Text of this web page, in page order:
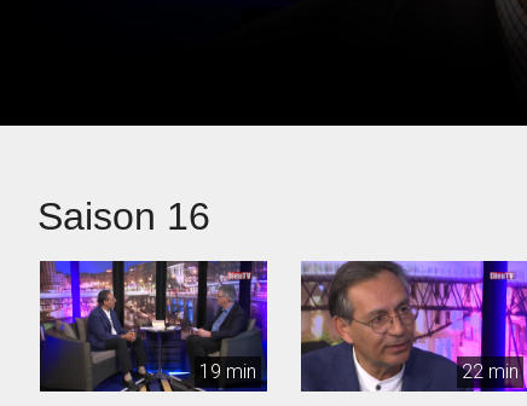
Saison 16
19 min 22 min